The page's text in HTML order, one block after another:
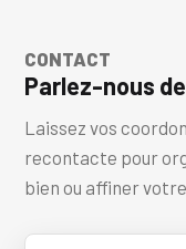
CONTACT
Parlez-nous
Laissez vos
recontacte pour
bien ou affiner